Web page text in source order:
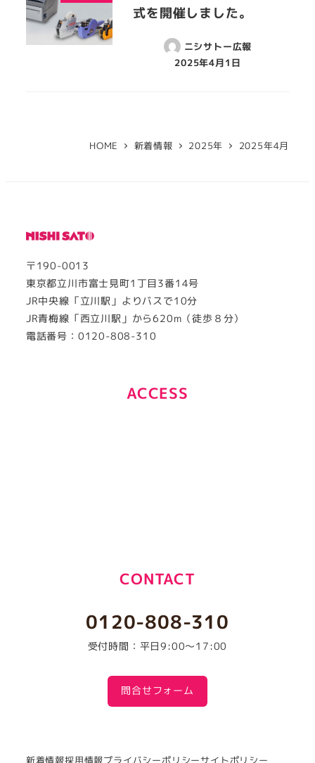
式を開催しました。
ニシサトー広報
2025年4月1日
HOME 新着情報 2025年 2025年4月
〒190-0013
東京都立川市富士見町1丁目3番14号
JR中央線「立川駅」よりバスで10分
JR青梅線「西立川駅」から620m（徒歩８分）
電話番号：0120-808-310
ACCESS
CONTACT
0120-808-310
受付時間：平日9:00～17:00
問合せフォーム
新着情報採用情報プライバシーポリシーサイトポリシー